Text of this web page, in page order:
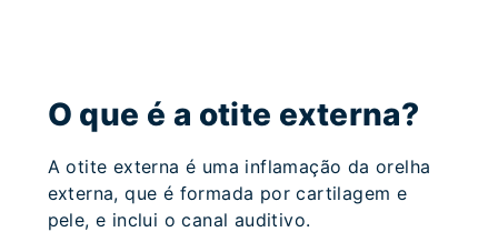
O que é a otite externa?
A otite externa é uma inflamação da orelha
externa, que é formada por cartilagem e
pele, e inclui o canal auditivo.